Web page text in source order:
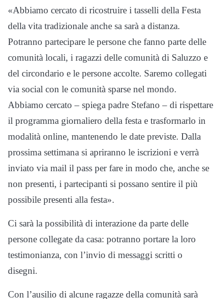
«Abbiamo cercato di ricostruire i tasselli della Festa
della vita tradizionale anche sa sarà a distanza.
Potranno partecipare le persone che fanno parte delle
comunità locali, i ragazzi delle comunità di Saluzzo e
del circondario e le persone accolte. Saremo collegati
via social con le comunità sparse nel mondo.
Abbiamo cercato – spiega padre Stefano – di rispettare
il programma giornaliero della festa e trasformarlo in
modalità online, mantenendo le date previste. Dalla
prossima settimana si apriranno le iscrizioni e verrà
inviato via mail il pass per fare in modo che, anche se
non presenti, i partecipanti si possano sentire il più
possibile presenti alla festa».
Ci sarà la possibilità di interazione da parte delle
persone collegate da casa: potranno portare la loro
testimonianza, con l’invio di messaggi scritti o
disegni.
Con l’ausilio di alcune ragazze della comunità sarà